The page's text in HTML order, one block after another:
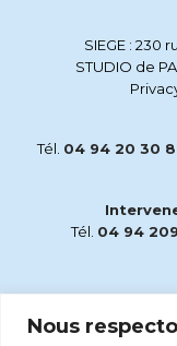
Nous
SIEGE : 230
STUDIO de
Tél. 04 94 20 30
Tél. 04 94